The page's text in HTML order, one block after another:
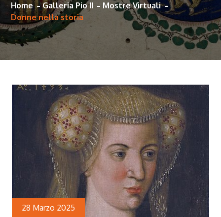
Home Galleria Pio II
Mostre Virtuali
Donne nella storia
28 Marzo 2025